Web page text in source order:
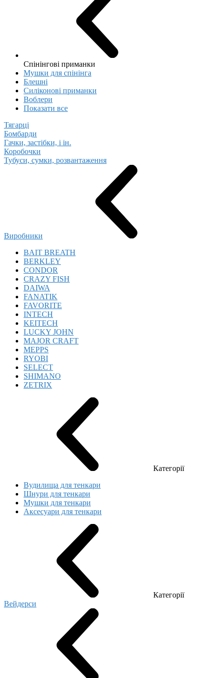
Спінінгові приманки
Мушки для спінінга
Блешні
Cиліконові приманки
Воблери
Показати все
Тягарці
Бомбарди
Гачки, застібки, і ін.
Коробочки
Тубуси, сумки, розвантаження
Виробники
BAIT BREATH
BERKLEY
CONDOR
CRAZY FISH
DAIWA
FANATIK
FAVORITE
INTECH
KEITECH
LUCKY JOHN
MAJOR CRAFT
MEPPS
RYOBI
SELECT
SHIMANO
ZETRIX
Категорії
Вудилища для тенкари
Шнури для тенкари
Мушки для тенкари
Аксесуари для тенкари
Категорії
Вейдерси